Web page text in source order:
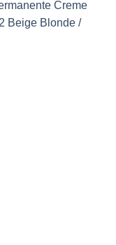
Creme
Beige Blonde /